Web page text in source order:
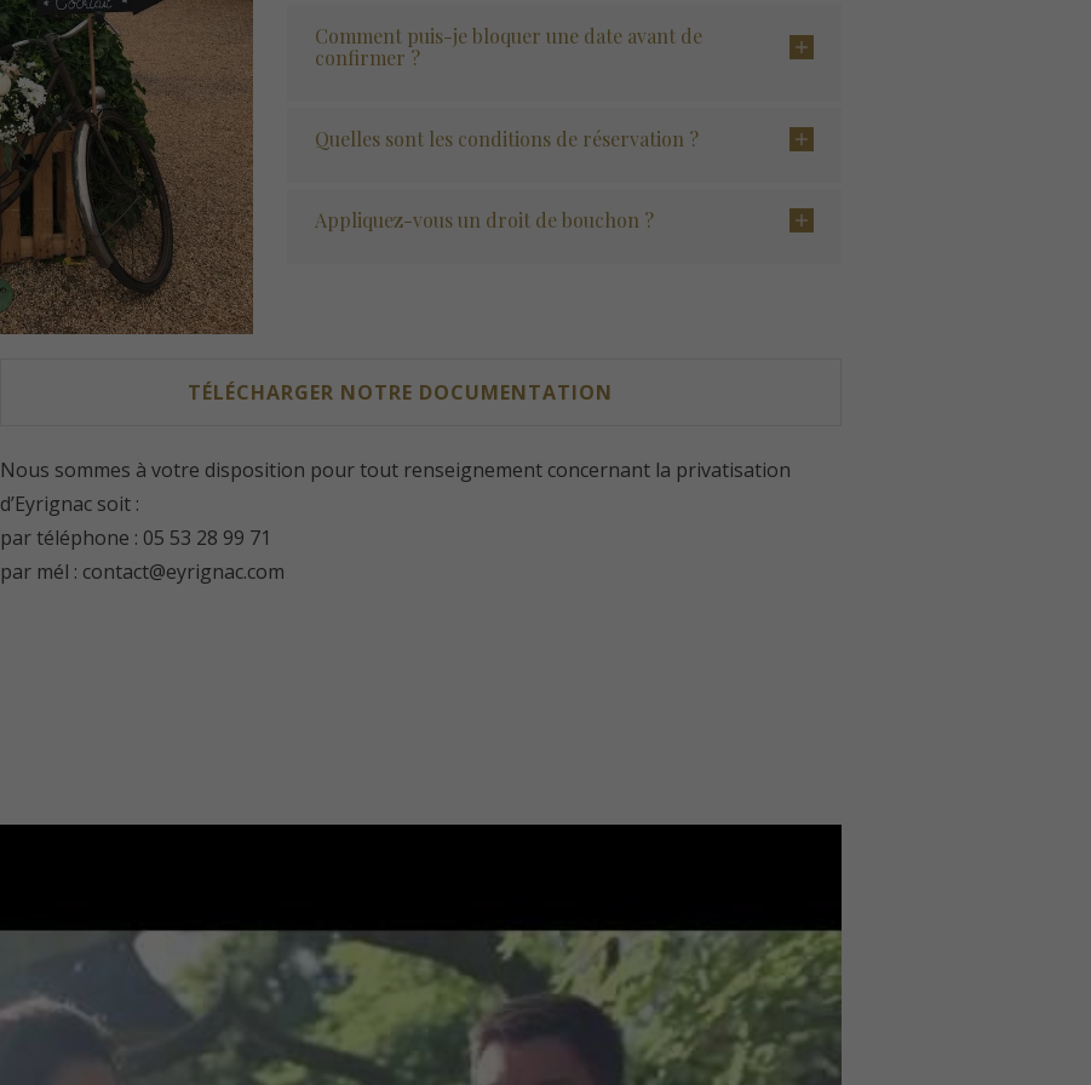
Comment puis-je bloquer une date avant de
confirmer ?
Quelles sont les conditions de réservation ?
Appliquez-vous un droit de bouchon ?
TÉLÉCHARGER NOTRE DOCUMENTATION
Nous sommes à votre disposition pour tout renseignement concernant la privatisation
d’Eyrignac soit :
par téléphone : 05 53 28 99 71
par mél : contact@eyrignac.com